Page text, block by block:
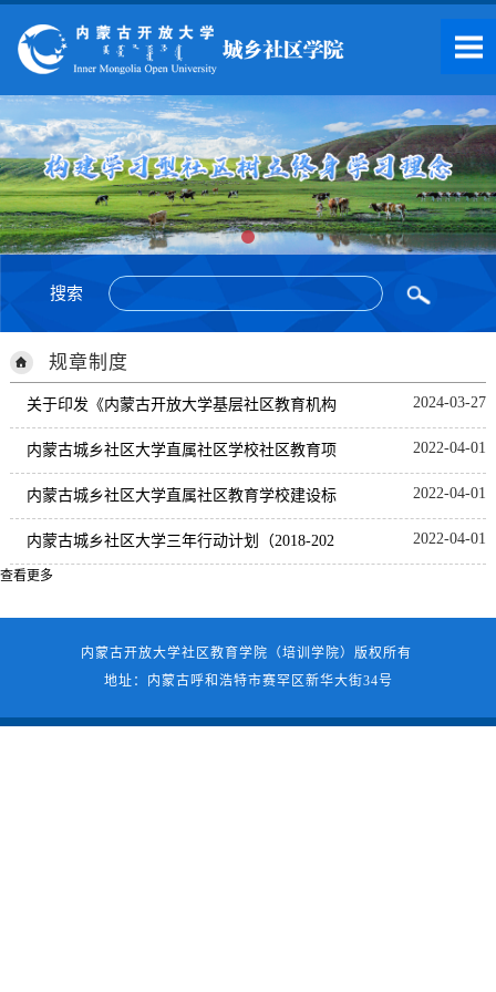
搜索
规章制度
2024-03-27
关于印发《内蒙古开放大学基层社区教育机构
建设标准》的通知 2022-04-01
内蒙古城乡社区大学直属社区学校社区教育项
目实施方案 2022-04-01
内蒙古城乡社区大学直属社区教育学校建设标
准 2022-04-01
内蒙古城乡社区大学三年行动计划（2018-202
0年）
查看更多
内蒙古开放大学社区教育学院（培训学院）版权所有
地址：内蒙古呼和浩特市赛罕区新华大街34号